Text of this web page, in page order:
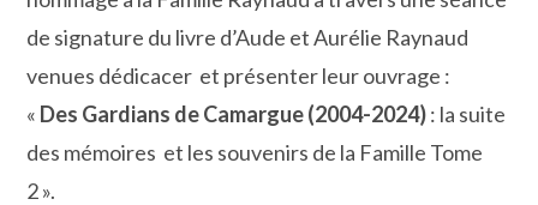
de signature du livre d’Aude et Aurélie Raynaud
venues dédicacer et présenter leur ouvrage :
« Des Gardians de Camargue (2004-2024): la suite
des mémoires et les souvenirs de la Famille Tome
2 ».